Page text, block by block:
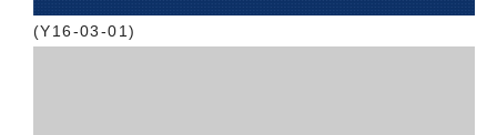
(Y16-03-01)